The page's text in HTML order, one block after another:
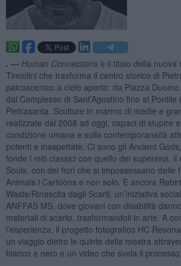
. — Human Connectionsè il titolo della nuova
Tincolini che trasforma il centro storico di
palcoscenico a cielo aperto: da Piazza Duomo
dal Complesso di Sant’Agostino fino al Pontile
Pietrasanta. Sculture in marmo di medie e
realizzate dal 2008 ad oggi, capaci di stupire
condizione umana e sulla contemporaneità
potenti e inaspettate. Ci sono gli Ancient
fonde i miti classici con quello dei supereroi, il
Souls, con dei fiori che si impossessano delle
Animals i Cartoons e non solo. E ancora
Waste/Rinascita dagli Scarti, un’iniziativa
ANFFAS MS, dove giovani con disabilità
materiali di scarto, trasformandoli in arte. A
l’esperienza, il progetto fotografico HC
un viaggio dietro le quinte della mostra
bianco e nero e un video che svela il processo